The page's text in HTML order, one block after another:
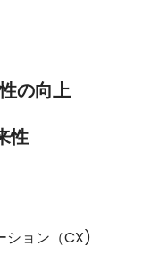
の向上
性
ション（CX)